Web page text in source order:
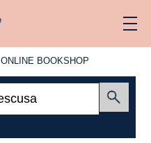
ONLINE
ONLINE BOOKSHOP